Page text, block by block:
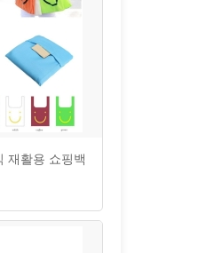
재활용 쇼핑백